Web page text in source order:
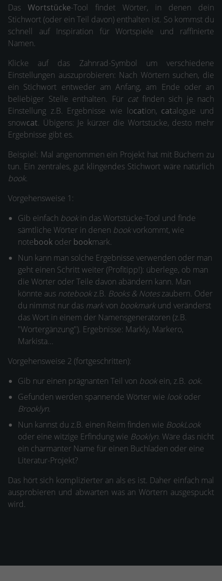
Das Wortstücke-Tool findet Wörter, in denen dein
Stichwort (oder ein Teil davon) enthalten ist. So kommst du
schnell auf Inspiration für Wortspiele und raffinierte
Namen.
Klicke auf das Zahnrad-Symbol um verschiedene
Einstellungen auszuprobieren: Nach Wörtern suchen, die
ein Stichwort entweder am Anfang, am Ende oder an
beliebiger Stelle enthalten. Für catfinden sich je nach
Einstellung z.B. Ergebnisse wie location, catalogue und
snowcat. Übigens: Je kürzer die Wortstücke, desto mehr
Ergebnisse gibt es.
Beispiel: Mal angenommen ein Projekt hat mit Büchern zu
tun. Ein zentrales, gut klingendes Stichwort wäre natürlich
book.
Vorgehensweise 1:
Gib einfach bookin das Wortstücke-Tool und finde
sämtliche Wörter in denen bookvorkommt, wie
notebook oder bookmark.
Nun kann man solche Ergebnisse verwenden oder man
geht einen Schritt weiter (Profitipp!): überlege, ob man
die Wörter oder Teile davon abändern kann. Man
könnte aus notebookz.B. Books & Noteszaubern. Oder
du nimmst nur das markvon bookmarkund veränderst
das Wort in einem der Namensgeneratoren (z.B.
"Wortergänzung"). Ergebnisse: Markly, Markero,
Markista...
Vorgehensweise 2 (fortgeschritten):
Gib nur einen prägnanten Teil von bookein, z.B. ook.
Gefunden werden spannende Wörter wie lookoder
Brooklyn.
Nun kannst du z.B. einen Reim finden wie BookLook
oder eine witzige Erfindung wie Booklyn. Wäre das nicht
ein charmanter Name für einen Buchladen oder eine
Literatur-Projekt?
Das hört sich komplizierter an als es ist. Daher einfach mal
ausprobieren und abwarten was an Wörtern ausgespuckt
wird.